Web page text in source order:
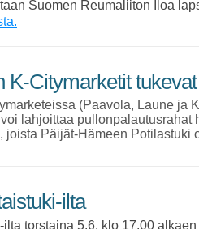
Suomen Reumaliiton Iloa
K-Citymarketit
(Paavola, Laune ja
lahjoittaa
joista Päijät-Hämeen Potilastuki
ilta
torstaina 5.6. klo 17.00